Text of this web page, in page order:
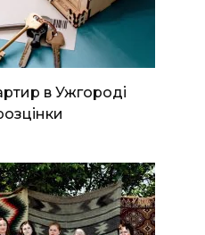
в Ужгороді